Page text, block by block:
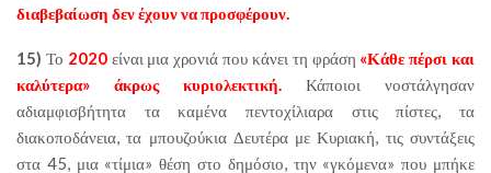
διαβεβαίωση δεν έχουν να προσφέρουν.
15) Το 2020είναι μια χρονιά που κάνει τη φράση «Κάθε πέρσι και
καλύτερα» άκρως κυριολεκτική. Κάποιοι νοστάλγησαν
αδιαμφισβήτητα τα καμένα πεντοχίλιαρα στις πίστες, τα
διακοποδάνεια, τα μπουζούκια Δευτέρα με Κυριακή, τις συντάξεις
στα 45, μια «τίμια» θέση στο δημόσιο, την «γκόμενα» που μπήκε